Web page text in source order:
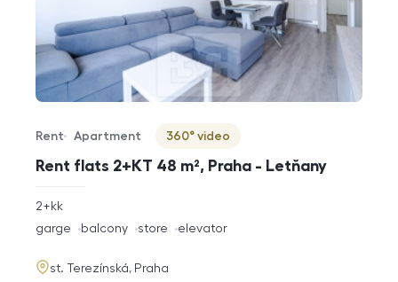
Rent flats 2+KT 48 m², Praha - Letňany
Offer type
Rent
Property type
Apartment
Virtuální prohlídka
360° video
rozměry
2+kk
funkce
garge balcony store elevator
adresa
st. Terezínská, Praha